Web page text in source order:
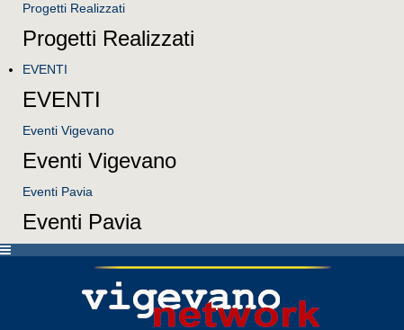
Progetti Realizzati
Progetti Realizzati
EVENTI
EVENTI
Eventi Vigevano
Eventi Vigevano
Eventi Pavia
Eventi Pavia